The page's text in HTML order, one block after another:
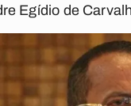
Egídio de